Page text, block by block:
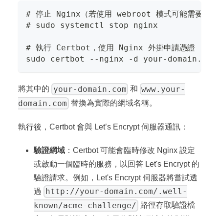
# 停止 Nginx（若使用 webroot 模式可能需要，
# sudo systemctl stop nginx
# 執行 Certbot，使用 Nginx 外掛申請憑證
sudo certbot --nginx -d your-domain.com
將其中的 your-domain.com 和 www.your-
domain.com 替換為實際的網域名稱。
執行後，Certbot 會與 Let’s Encrypt 伺服器通訊：
驗證網域 ：Certbot 可能會臨時修改 Nginx 設定
或啟動一個臨時的服務，以回答 Let's Encrypt 的
驗證請求。例如，Let's Encrypt 伺服器將嘗試透
過
http://your-domain.com/.well-
known/acme-challenge/ 路徑存取驗證檔